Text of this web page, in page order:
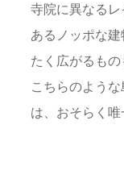
寺院に異なる
あるノッポな
たく広がるもの
こちらのよう
は、おそらく唯